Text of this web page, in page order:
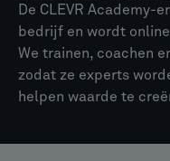
De CLEVR Academy-
bedrijf en wordt
We trainen, coachen
zodat ze experts
helpen waarde te